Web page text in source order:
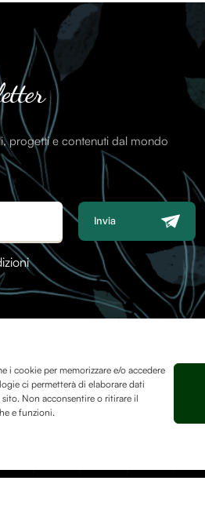
i cookie per memorizzare e/o accedere
ci permetterà di elaborare dati
Non acconsentire o ritirare il
e funzioni.
progetti e contenuti dal mondo
Invia